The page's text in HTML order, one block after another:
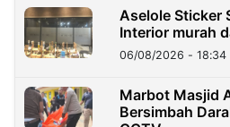
Aselole Sticker
Interior murah
06/08/2026 - 18:34
Marbot Masjid
Bersimbah